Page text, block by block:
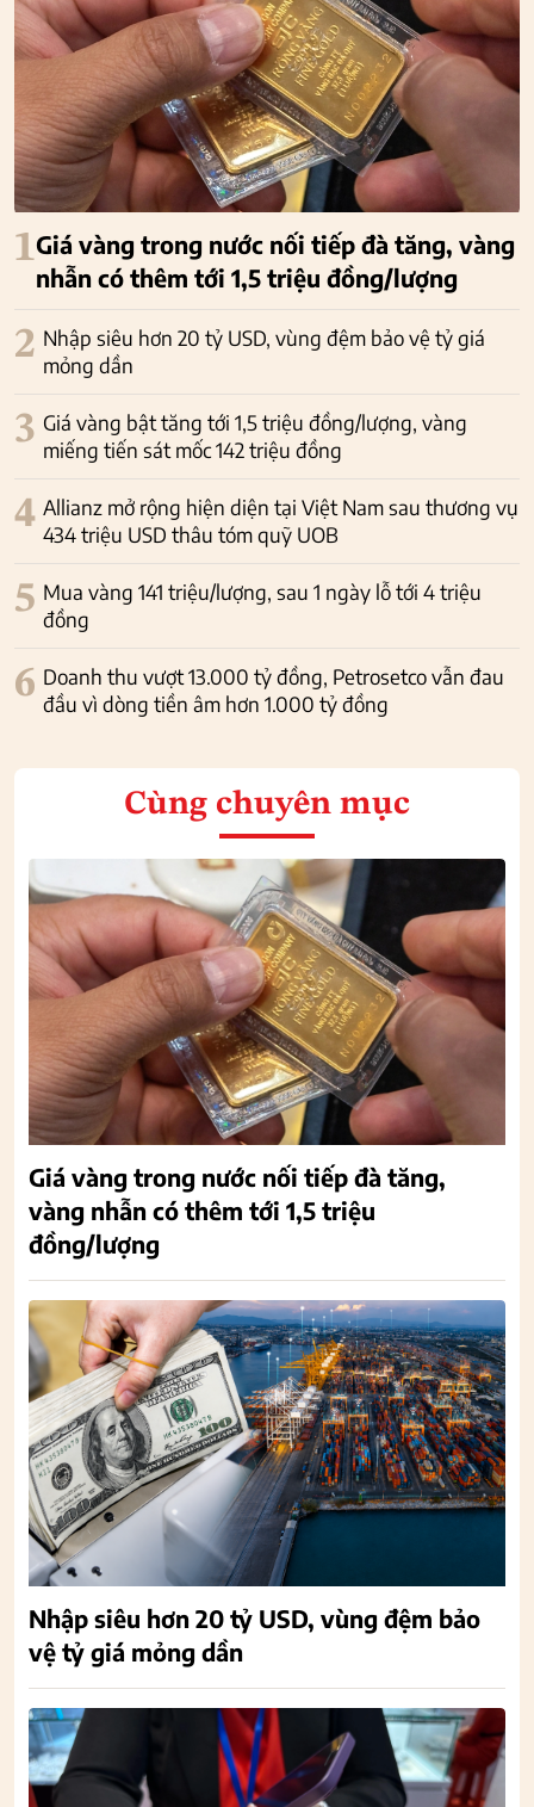
1Giá vàng trong nước nối tiếp đà tăng, vàng
nhẫn có thêm tới 1,5 triệu đồng/lượng
2 Nhập siêu hơn 20 tỷ USD, vùng đệm bảo vệ tỷ giá
mỏng dần
3 Giá vàng bật tăng tới 1,5 triệu đồng/lượng, vàng
miếng tiến sát mốc 142 triệu đồng
4 Allianz mở rộng hiện diện tại Việt Nam sau thương vụ
434 triệu USD thâu tóm quỹ UOB
5 Mua vàng 141 triệu/lượng, sau 1 ngày lỗ tới 4 triệu
đồng
6 Doanh thu vượt 13.000 tỷ đồng, Petrosetco vẫn đau
đầu vì dòng tiền âm hơn 1.000 tỷ đồng
Cùng chuyên mục
Giá vàng trong nước nối tiếp đà tăng,
vàng nhẫn có thêm tới 1,5 triệu
đồng/lượng
Nhập siêu hơn 20 tỷ USD, vùng đệm bảo
vệ tỷ giá mỏng dần